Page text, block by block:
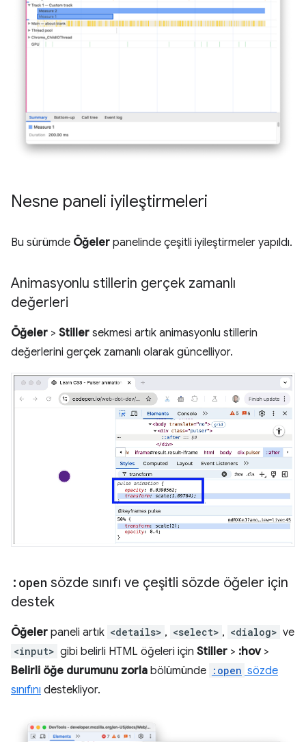
Nesne paneli iyileştirmeleri
Bu sürümde Öğeler panelinde çeşitli iyileştirmeler yapıldı.
Animasyonlu stillerin gerçek zamanlı
değerleri
Öğeler > Stiller sekmesi artık animasyonlu stillerin
değerlerini gerçek zamanlı olarak güncelliyor.
:open sözde sınıfı ve çeşitli sözde öğeler için
destek
Öğeler paneli artık <details> , <select> , <dialog> ve
<input> gibi belirli HTML öğeleri için Stiller > :hov>
Belirli öğe durumunu zorla bölümünde :open sözde
sınıfını destekliyor.